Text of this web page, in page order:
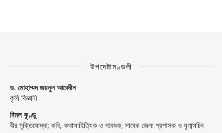
উপদেষ্টামণ্ডলী
ড. মোহাম্মদ জয়নুল আবেদীন
কৃষি বিজ্ঞানী
বিমল কুণ্ডু
বীর মুক্তিযোদ্ধা; কবি, কথাসাহিত্যিক ও গবেষক; সাবেক জেলা প্রশাসক ও যুগ্মসচিব